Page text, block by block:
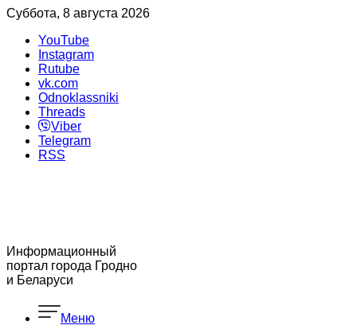
Суббота, 8 августа 2026
YouTube
Instagram
Rutube
vk.com
Odnoklassniki
Threads
Viber
Telegram
RSS
Информационный
портал города Гродно
и Беларуси
Меню